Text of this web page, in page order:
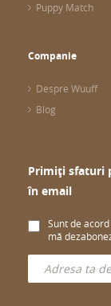
Puppy Match
Companie
Despre Wuuff
Blog
Primiți sfaturi
în email
Sunt de
mă